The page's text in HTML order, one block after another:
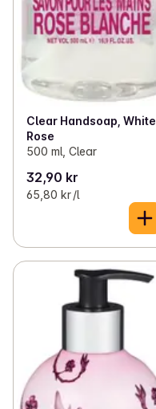
Clear Handsoap, White
Rose
500 ml, Clear
32,90 kr
65,80 kr /l